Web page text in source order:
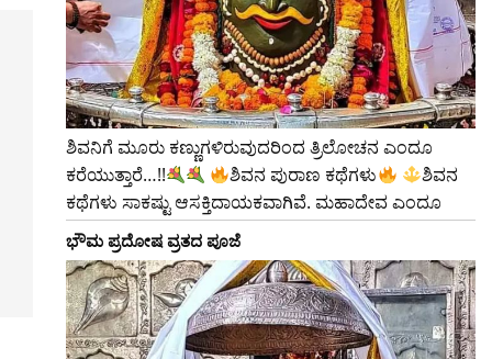
ಶಿವನಿಗೆ ಮೂರು ಕಣ್ಣುಗಳಿರುವುದರಿಂದ ತ್ರಿಲೋಚನ ಎಂದೂ
ಕರೆಯುತ್ತಾರೆ…!!
ಶಿವನ ಪುರಾಣ ಕಥೆಗಳು
ಶಿವನ
ಕಥೆಗಳು ಸಾಕಷ್ಟು ಆಸಕ್ತಿದಾಯಕವಾಗಿವೆ. ಮಹಾದೇವ ಎಂದೂ
ಭೌಮ ಪ್ರದೋಷ ವ್ರತದ ಪೂಜೆ